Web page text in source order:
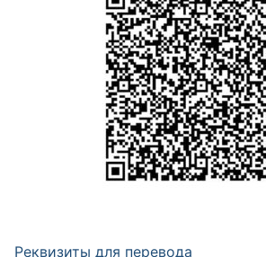
Реквизиты для перевода